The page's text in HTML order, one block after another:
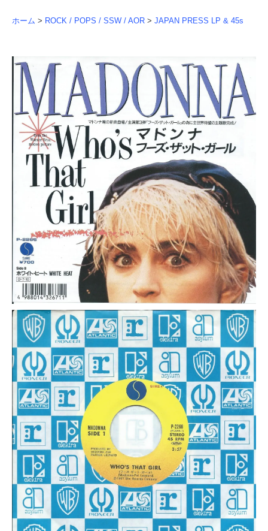
ホーム > ROCK / POPS / SSW / AOR > JAPAN PRESS LP & 45s